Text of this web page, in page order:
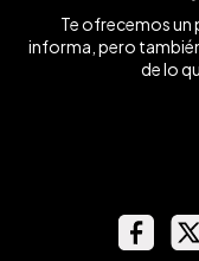
Te ofrecemos
informa, pero
de lo